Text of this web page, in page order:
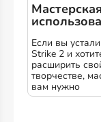
Если вы
Strike 2 и
расширить
творчестве,
вам нужно